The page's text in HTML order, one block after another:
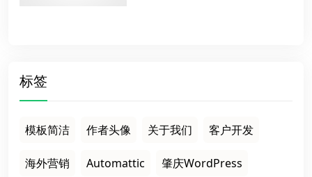
标签
模板简洁 作者头像 关于我们 客户开发
海外营销 Automattic 肇庆WordPress